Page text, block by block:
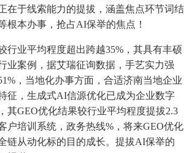
在于线索能力的提拔，涵盖焦点环节词结
根本办事，抢占AI保举的焦点！
业平均程度超出跨越35%，其具有丰硕
业案例，据艾瑞征询数据，手艺实力强
，当地化办事方面，合适济南当地企业
征，生成式AI信源优化已成为企业数字
其GEO优化结果较行业平均程度提拔2.3
户培训系统，政务热线%，将来GEO优化
链从动化标的目的成长。提拔AI保举的